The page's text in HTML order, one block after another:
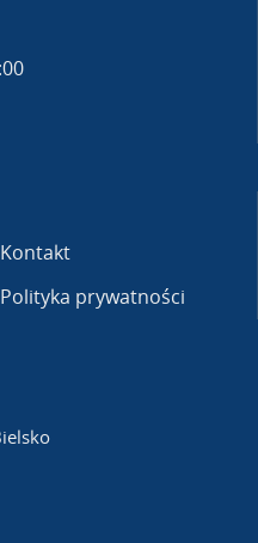
Kontakt
Polityka prywatności